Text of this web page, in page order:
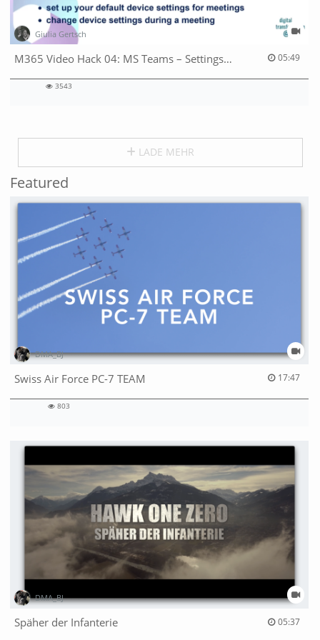
Giulia Gertsch
M365 Video Hack 04: MS Teams – Settings & Opening Documents 05:49
05:49 duration
3543
LADE MEHR
Featured
DMA_BJ
Swiss Air Force PC-7 TEAM 17:47
17:47 duration
803
DMA_BJ
Späher der Infanterie 05:37
05:37 duration